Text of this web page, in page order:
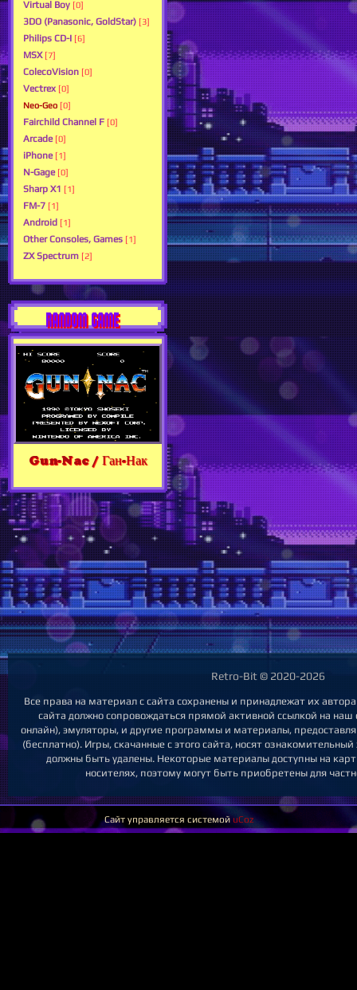
Virtual Boy [0]
3DO (Panasonic, GoldStar) [3]
Philips CD-I [6]
MSX [7]
ColecoVision [0]
Vectrex [0]
Neo-Geo [0]
Fairchild Channel F [0]
Arcade [0]
iPhone [1]
N-Gage [0]
Sharp X1 [1]
FM-7 [1]
Android [1]
Other Consoles, Games [1]
ZX Spectrum [2]
RANDOM GAME
Gun-Nac / Ган-Нак
Retro-Bit © 2020-2026
Все права на материал с сайта сохранены и принадлежат их
сайта должно сопровождаться прямой активной ссылкой на наш
онлайн), эмуляторы, и другие программы и материалы,
(бесплатно). Игры, скачанные с этого сайта, носят
должны быть удалены. Некоторые материалы доступны на
носителях, поэтому могут быть приобретены для
Сайт управляется системой uCoz